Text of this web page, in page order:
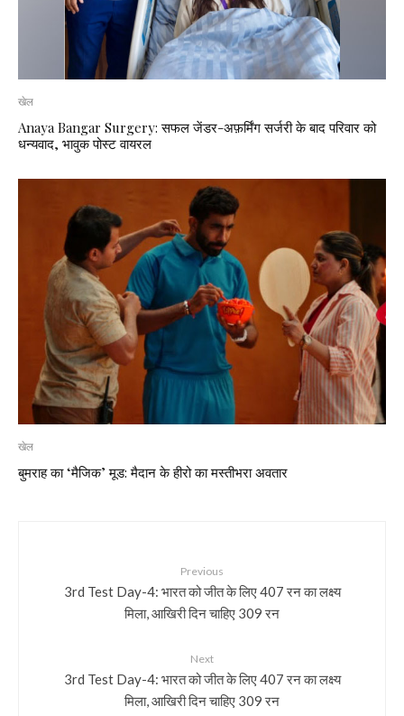
खेल
Anaya Bangar Surgery: सफल जेंडर-अफ़र्मिंग सर्जरी के बाद परिवार को
धन्यवाद, भावुक पोस्ट वायरल
खेल
बुमराह का ‘मैजिक’ मूड: मैदान के हीरो का मस्तीभरा अवतार
Previous
3rd Test Day-4: भारत को जीत के लिए 407 रन का लक्ष्य
मिला, आखिरी दिन चाहिए 309 रन
Next
3rd Test Day-4: भारत को जीत के लिए 407 रन का लक्ष्य
मिला, आखिरी दिन चाहिए 309 रन